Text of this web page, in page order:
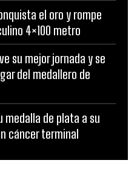
el oro y rompe
4×100 metro
su mejor jornada y se
del medallero de
medalla de plata a su
cáncer terminal